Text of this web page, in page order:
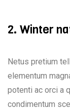
2. Winter
Netus pretium
elementum
potenti ac orci a
condimentum